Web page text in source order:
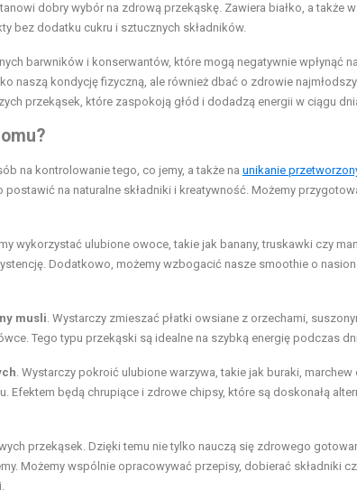
dobry wybór na zdrową przekąskę. Zawiera białko, a także
bez dodatku cukru i sztucznych składników.
barwników i konserwantów, które mogą negatywnie wpłynąć
naszą kondycję fizyczną, ale również dbać o zdrowie
przekąsek, które zaspokoją głód i dodadzą energii w ciągu
na kontrolowanie tego, co jemy, a także na unikanie
na naturalne składniki i kreatywność. Możemy
wykorzystać ulubione owoce, takie jak banany, truskawki czy
Dodatkowo, możemy wzbogacić nasze smoothie o
musli. Wystarczy zmieszać płatki owsiane z orzechami,
Tego typu przekąski są idealne na szybką energię podczas
. Wystarczy pokroić ulubione warzywa, takie jak buraki, marchew
będą chrupiące i zdrowe chipsy, które są doskonałą
przekąsek. Dzięki temu nie tylko nauczą się zdrowego
Możemy wspólnie opracowywać przepisy, dobierać składniki